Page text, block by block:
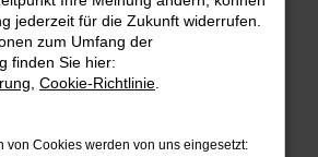
Firewall und deine
Webseiten, zum Beispiel deine
jederzeit für die Zukunft widerrufen.
zum Umfang der
finden Sie hier:
Cookie-Richtlinie
von Cookies werden von uns eingesetzt: